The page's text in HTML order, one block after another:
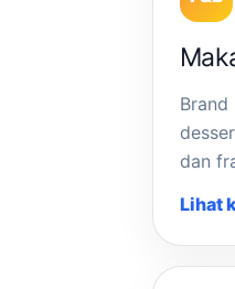
dan
Lihat